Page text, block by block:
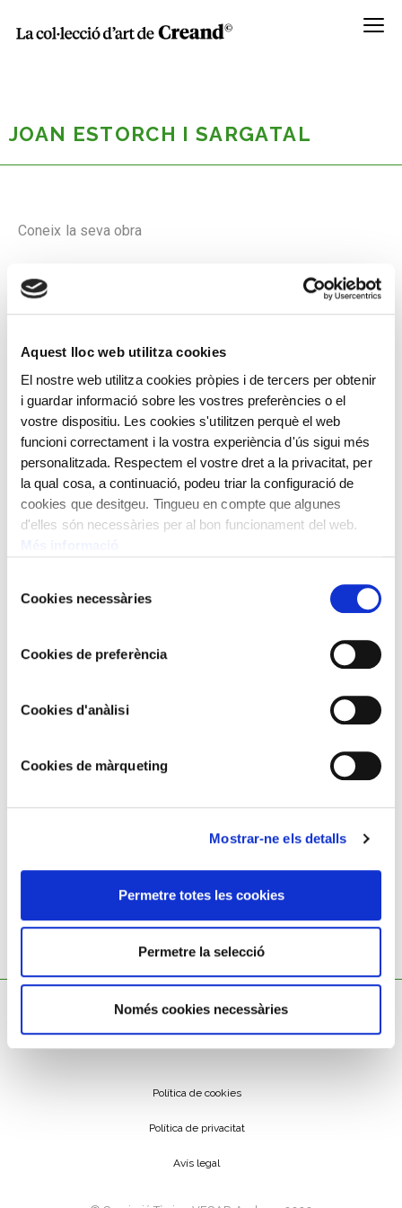
Aquest lloc web utilitza cookies
El nostre web utilitza cookies pròpies i de tercers per obtenir
i guardar informació sobre les vostres preferències o el
vostre dispositiu. Les cookies s'utilitzen perquè el web
funcioni correctament i la vostra experiència d'ús sigui més
personalitzada. Respectem el vostre dret a la privacitat, per
la qual cosa, a continuació, podeu triar la configuració de
cookies que desitgeu. Tingueu en compte que algunes
d'elles són necessàries per al bon funcionament del web.
deCookies necessàries
Cookies de preferència
Cookies d'anàlisi
Cookies de màrqueting
Mostrar-ne els detalls
Permetre totes les cookies
Permetre la selecció
Només cookies necessàries
Menú
JOAN ESTORCH I SARGATAL
Coneix la seva obra
Política de cookies
Política de privacitat
Avís legal